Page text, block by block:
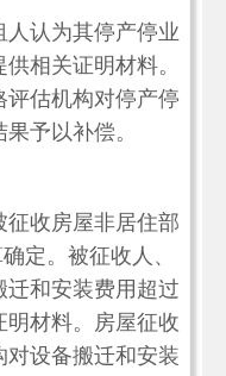
认为其停产停业
相关证明材料。
评估机构对停产停
予以补偿。
收房屋非居住部
定。被征收人、
和安装费用超过
材料。房屋征收
设备搬迁和安装